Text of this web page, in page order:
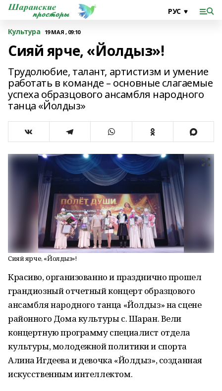
Культура 19 МАЯ , 09:10
Сияй ярче, «Йолдыз»!
Трудолюбие, талант, артистизм и умение
работать в команде – основные слагаемые
успеха образцового ансамбля народного
танца «Йолдыз»
Сияй ярче, «Йолдыз»!
Красиво, организованно и празднично прошел
грандиозный отчетный концерт образцового
ансамбля народного танца «Йолдыз» на сцене
районного Дома культуры с. Шаран. Вели
концертную программу специалист отдела
культуры, молодежной политики и спорта
Алина Игдеева и девочка «Йолдыз», созданная
искусственным интеллектом.